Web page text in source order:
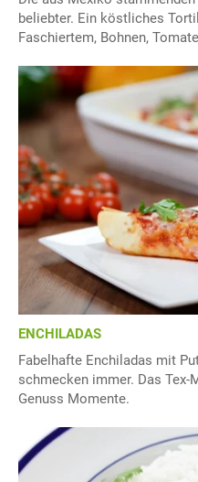
beliebter. Ein köstliches
Faschiertem, Bohnen,
ENCHILADAS
Fabelhafte Enchiladas mit
schmecken immer. Das Tex-
Genuss Momente.